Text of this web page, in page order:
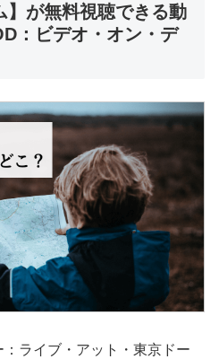
】が無料視聴できる動
：ビデオ・オン・デ
ライブ・アット・東京ドー